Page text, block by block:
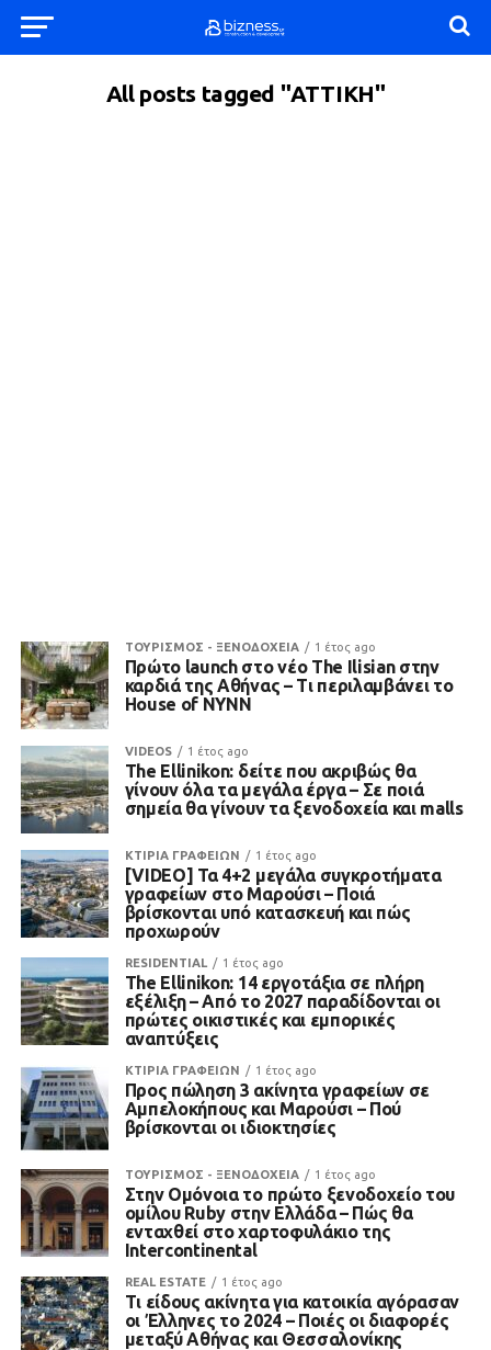
All posts tagged "ΑΤΤΙΚΗ"
ΤΟΥΡΙΣΜΟΣ - ΞΕΝΟΔΟΧΕΙΑ 1 έτος ago
Πρώτο launch στο νέο The Ilisian στην
καρδιά της Αθήνας – Τι περιλαμβάνει το
House of NYNN
VIDEOS 1 έτος ago
The Ellinikon: δείτε που ακριβώς θα
γίνουν όλα τα μεγάλα έργα – Σε ποιά
σημεία θα γίνουν τα ξενοδοχεία και malls
ΚΤΙΡΙΑ ΓΡΑΦΕΙΩΝ 1 έτος ago
[VIDEO] Τα 4+2 μεγάλα συγκροτήματα
γραφείων στο Μαρούσι – Ποιά
βρίσκονται υπό κατασκευή και πώς
προχωρούν
RESIDENTIAL 1 έτος ago
The Ellinikon: 14 εργοτάξια σε πλήρη
εξέλιξη – Από το 2027 παραδίδονται οι
πρώτες οικιστικές και εμπορικές
αναπτύξεις
ΚΤΙΡΙΑ ΓΡΑΦΕΙΩΝ 1 έτος ago
Προς πώληση 3 ακίνητα γραφείων σε
Αμπελοκήπους και Μαρούσι – Πού
βρίσκονται οι ιδιοκτησίες
ΤΟΥΡΙΣΜΟΣ - ΞΕΝΟΔΟΧΕΙΑ 1 έτος ago
Στην Ομόνοια το πρώτο ξενοδοχείο του
ομίλου Ruby στην Ελλάδα – Πώς θα
ενταχθεί στο χαρτοφυλάκιο της
Intercontinental
REAL ESTATE 1 έτος ago
Τι είδους ακίνητα για κατοικία αγόρασαν
οι Έλληνες το 2024 – Ποιές οι διαφορές
μεταξύ Αθήνας και Θεσσαλονίκης